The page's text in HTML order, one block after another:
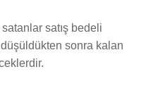
satış bedeli
sonra kalan